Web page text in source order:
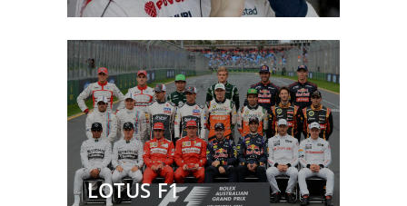
LOTUS F1